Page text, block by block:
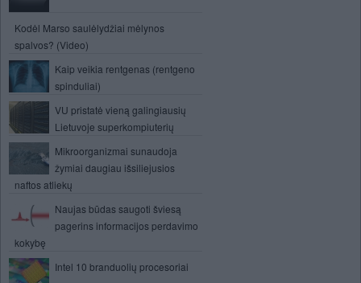
Kodėl Marso saulėlydžiai mėlynos
spalvos? (Video)
Kaip veikia rentgenas (rentgeno
spinduliai)
VU pristatė vieną galingiausių
Lietuvoje superkompiuterių
Mikroorganizmai sunaudoja
žymiai daugiau išsiliejusios
naftos atliekų
Naujas būdas saugoti šviesą
pagerins informacijos perdavimo
kokybę
Intel 10 branduolių procesoriai